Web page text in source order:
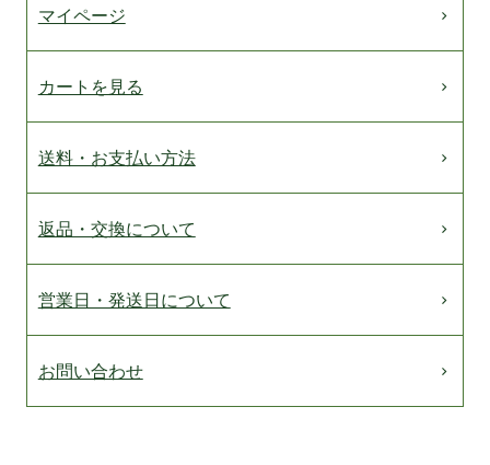
マイページ
カートを見る
送料・お支払い方法
返品・交換について
営業日・発送日について
お問い合わせ